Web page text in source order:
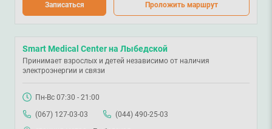
Записаться Проложить маршрут
Smart Medical Center на Лыбедской
Принимает взрослых и детей независимо от наличия
электроэнергии и связи
Пн-Вс 07:30 - 21:00
(067) 127-03-03
(044) 490-25-03